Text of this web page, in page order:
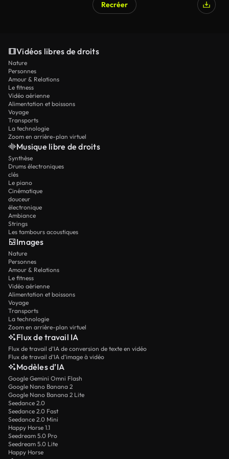
Recréer
Vidéos libres de droits
Nature
Personnes
Amour & Relations
Le fitness
Vidéo aérienne
Alimentation et boissons
Voyage
Transports
La technologie
Zoom en arrière-plan virtuel
Musique libre de droits
Synthèse
Drums électroniques
clés
Le piano
Cinématique
douceur
électronique
Ambiance
Strings
Les tambours acoustiques
Images
Nature
Personnes
Amour & Relations
Le fitness
Vidéo aérienne
Alimentation et boissons
Voyage
Transports
La technologie
Zoom en arrière-plan virtuel
Flux de travail IA
Flux de travail d’IA de conversion de texte en vidéo
Flux de travail d’IA d’image à vidéo
Modèles d’IA
Google Gemini Omni Flash
Google Nano Banana 2
Google Nano Banana 2 Lite
Seedance 2.0
Seedance 2.0 Fast
Seedance 2.0 Mini
Happy Horse 1.1
Seedream 5.0 Pro
Seedream 5.0 Lite
Happy Horse